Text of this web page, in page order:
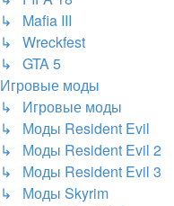
↳ Mafia III
↳ Wreckfest
↳ GTA 5
Игровые моды
↳ Игровые моды
↳ Моды Resident Evil
↳ Моды Resident Evil 2
↳ Моды Resident Evil 3
↳ Моды Skyrim